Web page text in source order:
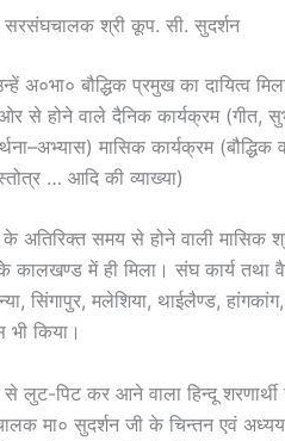
श्री कूप. सी. सुदर्शन
अ०भा० बौद्धिक प्रमुख का दायित्व
से होने वाले दैनिक कार्यक्रम (गीत,
मासिक कार्यक्रम (बौद्धिक
… आदि की व्याख्या)
के अतिरिक्त समय से होने वाली
में ही मिला। संघ कार्य तथा
सिंगापुर, मलेशिया, थाईलैण्ड,
भी किया।
लुट-पिट कर आने वाला हिन्दू
मा० सुदर्शन जी के चिन्तन एवं